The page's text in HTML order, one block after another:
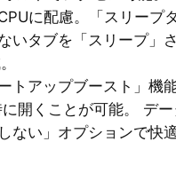
に配慮。「スリープ
いタブを「スリープ」さ
トアップブースト」機
開くことが可能。 デー
ない」オプションで快